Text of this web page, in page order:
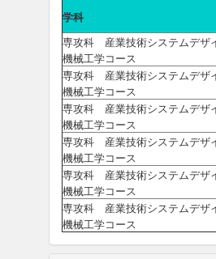
学科
専攻科 産業技術システムデザ
機械工学コース
専攻科 産業技術システムデザ
機械工学コース
専攻科 産業技術システムデザ
機械工学コース
専攻科 産業技術システムデザ
機械工学コース
専攻科 産業技術システムデザ
機械工学コース
専攻科 産業技術システムデザ
機械工学コース